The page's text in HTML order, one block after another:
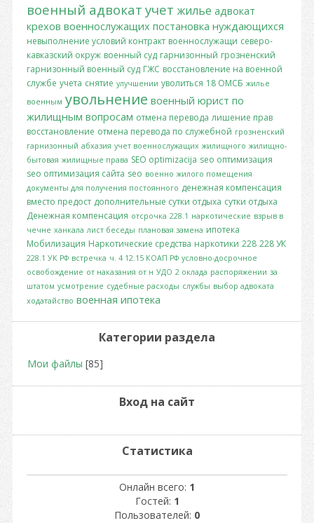
военный адвокат учет жилье адвокат
крехов военнослужащих постановка нуждающихся
невыполнение условий контракт военнослужащи северо-
кавказский окруж военный суд гарнизонный грозненский
гарнизонный военный суд ГЖС восстановление на военной
службе учета снятие улучшении уволиться 18 ОМСБ жилье
военным увольнение военный юрист по
жилищным вопросам отмена перевода лишение прав
восстановление отмена перевода по служебной грозненский
гарнизонный абхазия учет военнослужащих жилищного жилищно-
бытовая жилищные права SEO optimizacija seo оптимизация
seo оптимизация сайта seo военно жилого помещения
документы для получения постоянного денежная компенсация
вместо предост дополнительные сутки отдыха сутки отдыха
Денежная компенсация отсрочка 228.1 наркотические взрыв в
чечне ханкала лист беседы плановая замена ипотека
Мобилизация Наркотические средства наркотики 228 228 УК
228.1 УК РФ встречка ч. 4 12.15 КОАП РФ условно-досрочное
освобождение от наказания от н УДО 2 оклада распоряжении за
штатом усмотрение судебные расходы службы выбор адвоката
ходатайство военная ипотека
Категории раздела
Мои файлы [85]
Вход на сайт
Статистика
Онлайн всего: 1
Гостей: 1
Пользователей: 0